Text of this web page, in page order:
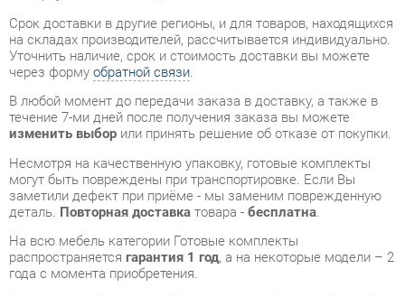
В любой момент до передачи заказа в доставку, а также в
течение 7-ми дней после получения заказа вы можете
изменить выборили принять решение об отказе от покупки.
Несмотря на качественную упаковку, готовые комплекты
могут быть повреждены при транспортировке. Если Вы
заметили дефект при приёме - мы заменим поврежденную
деталь.Повторная доставкатовара -бесплатна.
распространяетсягарантия 1 год, а на некоторые модели – 2
года с момента приобретения.
Комплект мебели для кабинета руководителя Skyland Line
производстваSkyland, соответствующее современному
государственному стандарту.
Надеемся, вы останетесь довольны вашим приобретением, и